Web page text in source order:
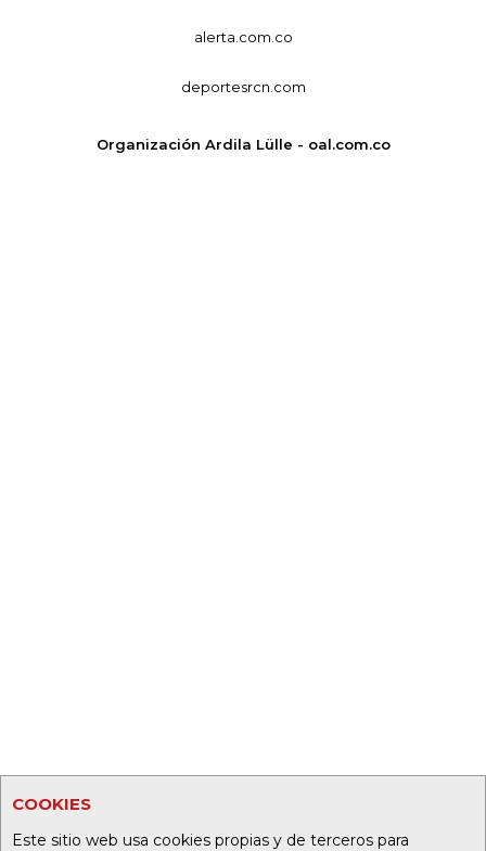
COOKIES
Este sitio web usa cookies propias y de terceros para
alerta.com.co
deportesrcn.com
Organización Ardila Lülle - oal.com.co